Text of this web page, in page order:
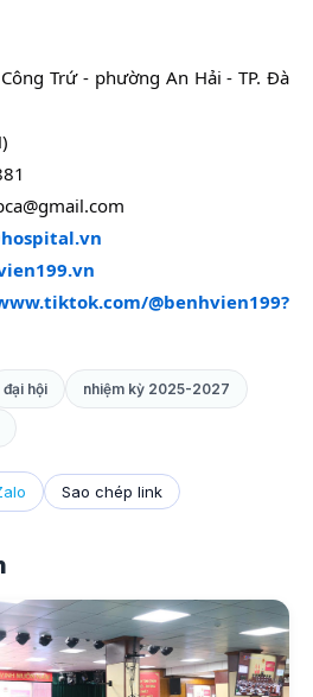
Trứ - phường An Hải - TP. Đà
@benhvien199?
đại hội nhiệm kỳ 2025-2027
Sao chép link